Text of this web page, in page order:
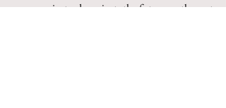
memory, instead, projects the future on the past